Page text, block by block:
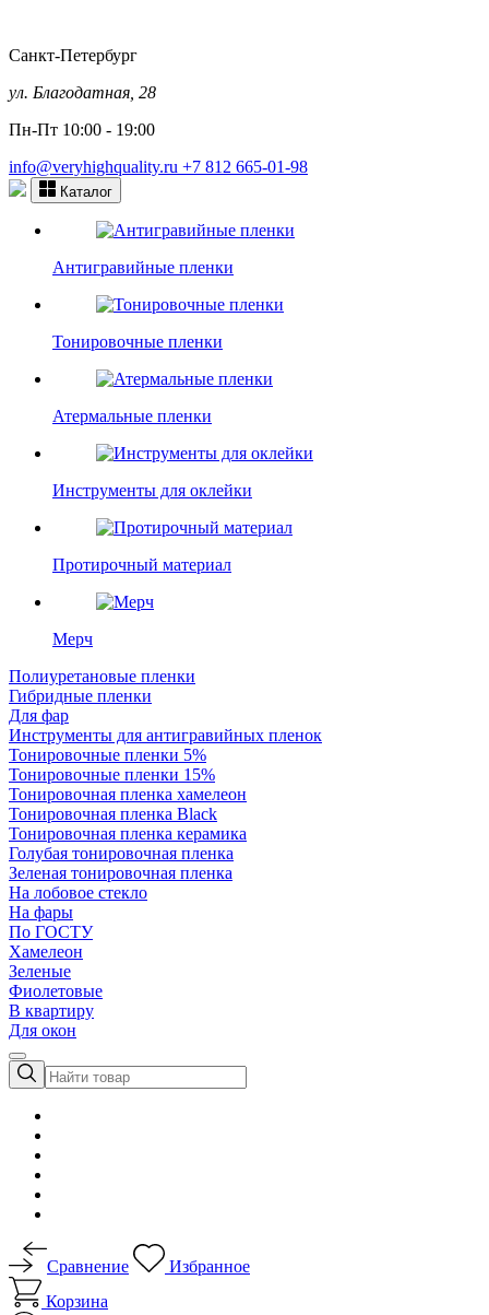
Санкт-Петербург
ул. Благодатная, 28
Пн-Пт 10:00 - 19:00
info@veryhighquality.ru +7 812 665-01-98
Каталог
Антигравийные пленки
Тонировочные пленки
Атермальные пленки
Инструменты для оклейки
Протирочный материал
Мерч
Полиуретановые пленки
Гибридные пленки
Для фар
Инструменты для антигравийных пленок
Тонировочные пленки 5%
Тонировочные пленки 15%
Тонировочная пленка хамелеон
Тонировочная пленка Black
Тонировочная пленка керамика
Голубая тонировочная пленка
Зеленая тонировочная пленка
На лобовое стекло
На фары
По ГОСТУ
Хамелеон
Зеленые
Фиолетовые
В квартиру
Для окон
Сравнение
Избранное
Корзина